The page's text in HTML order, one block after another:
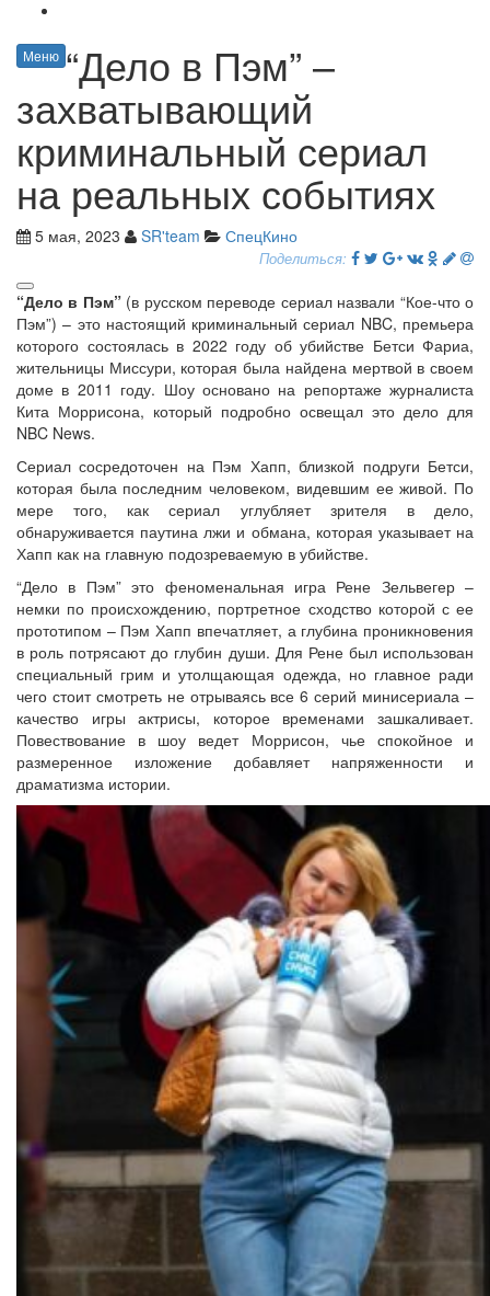
Меню “Дело в Пэм” –
захватывающий
криминальный сериал
на реальных событиях
5 мая, 2023 SR'team СпецКино
Поделиться:
“Дело в Пэм”(в русском переводе сериал назвали “Кое-что о
Пэм”) – это настоящий криминальный сериал NBC, премьера
которого состоялась в 2022 году об убийстве Бетси Фариа,
жительницы Миссури, которая была найдена мертвой в своем
доме в 2011 году. Шоу основано на репортаже журналиста
Кита Моррисона, который подробно освещал это дело для
NBC News.
Сериал сосредоточен на Пэм Хапп, близкой подруги Бетси,
которая была последним человеком, видевшим ее живой. По
мере того, как сериал углубляет зрителя в дело,
обнаруживается паутина лжи и обмана, которая указывает на
Хапп как на главную подозреваемую в убийстве.
“Дело в Пэм” это феноменальная игра Рене Зельвегер –
немки по происхождению, портретное сходство которой с ее
прототипом – Пэм Хапп впечатляет, а глубина проникновения
в роль потрясают до глубин души. Для Рене был использован
специальный грим и утолщающая одежда, но главное ради
чего стоит смотреть не отрываясь все 6 серий минисериала –
качество игры актрисы, которое временами зашкаливает.
Повествование в шоу ведет Моррисон, чье спокойное и
размеренное изложение добавляет напряженности и
драматизма истории.